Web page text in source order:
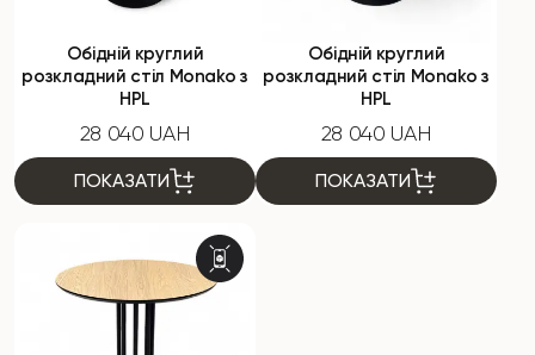
Обідній круглий
розкладний стіл Monako з
HPL
28 040 UAH
ПОКАЗАТИ
Обідній круглий
розкладний стіл Monako з
HPL
28 040 UAH
ПОКАЗАТИ